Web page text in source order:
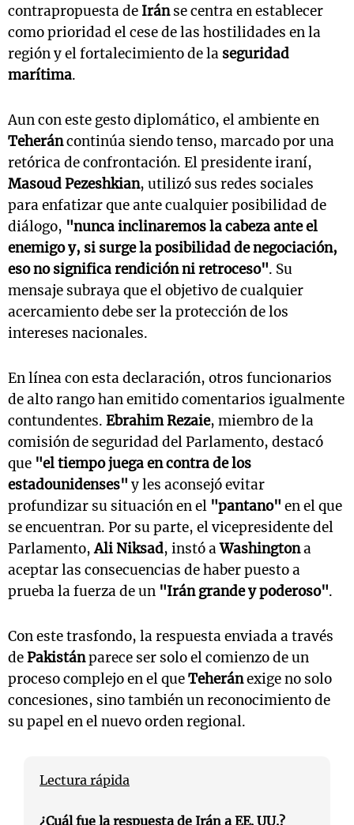
contrapropuesta de Iránse centra en establecer
como prioridad el cese de las hostilidades en la
región y el fortalecimiento de la seguridad
marítima.
Aun con este gesto diplomático, el ambiente en
Teheráncontinúa siendo tenso, marcado por una
retórica de confrontación. El presidente iraní,
Masoud Pezeshkian, utilizó sus redes sociales
para enfatizar que ante cualquier posibilidad de
diálogo, "nunca inclinaremos la cabeza ante el
enemigo y, si surge la posibilidad de negociación,
eso no significa rendición ni retroceso". Su
mensaje subraya que el objetivo de cualquier
acercamiento debe ser la protección de los
intereses nacionales.
En línea con esta declaración, otros funcionarios
de alto rango han emitido comentarios igualmente
contundentes. Ebrahim Rezaie, miembro de la
comisión de seguridad del Parlamento, destacó
que "el tiempo juega en contra de los
estadounidenses" y les aconsejó evitar
profundizar su situación en el "pantano" en el que
se encuentran. Por su parte, el vicepresidente del
Parlamento,Ali Niksad, instó aWashingtona
aceptar las consecuencias de haber puesto a
prueba la fuerza de un "Irán grande y poderoso".
Con este trasfondo, la respuesta enviada a través
dePakistánparece ser solo el comienzo de un
proceso complejo en el queTeheránexige no solo
concesiones, sino también un reconocimiento de
su papel en el nuevo orden regional.
Lectura rápida
¿Cuál fue la respuesta de Irán a EE. UU.?